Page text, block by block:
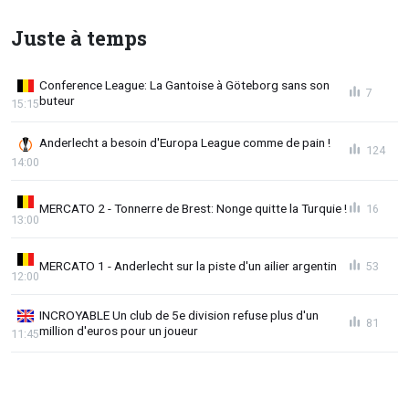
Juste à temps
Conference League: La Gantoise à Göteborg sans son
buteur
15:15
7
Anderlecht a besoin d'Europa League comme de pain !
14:00
124
MERCATO 2 - Tonnerre de Brest: Nonge quitte la Turquie !
13:00
16
MERCATO 1 - Anderlecht sur la piste d'un ailier argentin
12:00
53
INCROYABLE Un club de 5e division refuse plus d'un
million d'euros pour un joueur
11:45
81